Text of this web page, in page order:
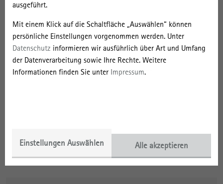
ausgeführt.
Mit einem Klick auf die Schaltfläche „Auswählen“ können
persönliche Einstellungen vorgenommen werden. Unter
Datenschutz informieren wir ausführlich über Art und Umfang
der Datenverarbeitung sowie Ihre Rechte. Weitere
Informationen finden Sie unter Impressum.
Einstellungen Auswählen Alle akzeptieren
themselves in spatial knowl-edge, in new forms of digital commu-
and flows across globally connected societies?
Contact at IRS
28 October 2021 | 12:30 pm – 30 Oktober 2021 | 4:00 pm
Virtual Conference hosted by Technische Universität Berlin